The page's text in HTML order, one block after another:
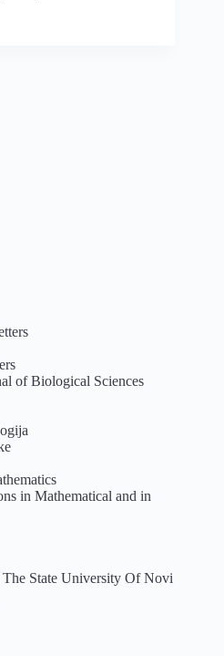
of Biological Sciences
in Mathematical and in
State University Of Novi